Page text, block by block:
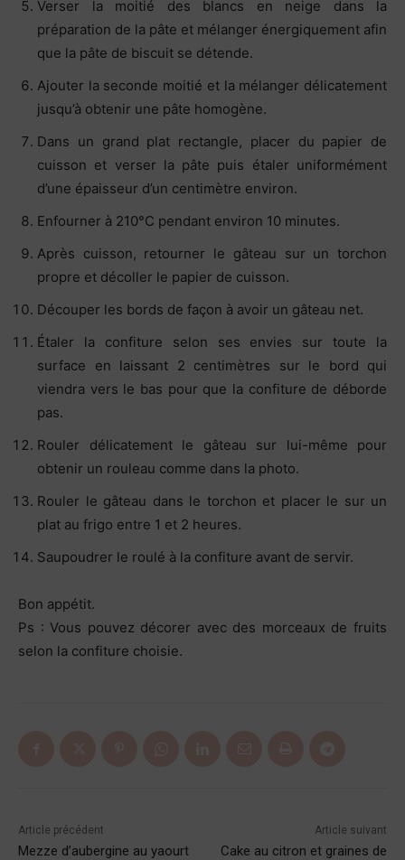
Verser la moitié des blancs en neige dans la
préparation de la pâte et mélanger énergiquement afin
que la pâte de biscuit se détende.
Ajouter la seconde moitié et la mélanger délicatement
jusqu’à obtenir une pâte homogène.
Dans un grand plat rectangle, placer du papier de
cuisson et verser la pâte puis étaler uniformément
d’une épaisseur d’un centimètre environ.
Enfourner à 210°C pendant environ 10 minutes.
Après cuisson, retourner le gâteau sur un torchon
propre et décoller le papier de cuisson.
Découper les bords de façon à avoir un gâteau net.
Étaler la confiture selon ses envies sur toute la
surface en laissant 2 centimètres sur le bord qui
viendra vers le bas pour que la confiture de déborde
pas.
Rouler délicatement le gâteau sur lui-même pour
obtenir un rouleau comme dans la photo.
Rouler le gâteau dans le torchon et placer le sur un
plat au frigo entre 1 et 2 heures.
Saupoudrer le roulé à la confiture avant de servir.
Bon appétit.
Ps : Vous pouvez décorer avec des morceaux de fruits
selon la confiture choisie.
Article précédent
Mezze d’aubergine au yaourt
Article suivant
Cake au citron et graines de